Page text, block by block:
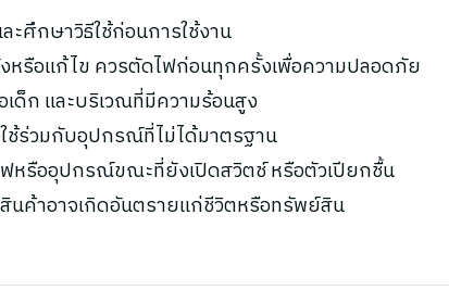
ะศึกษาวิธีใช้ก่อนการใช้งาน
รือแก้ไข ควรตัดไฟก่อนทุกครั้งเพื่อความปลอดภัย
ด็ก และบริเวณที่มีความร้อนสูง
ช้ร่วมกับอุปกรณ์ที่ไม่ได้มาตรฐาน
หรืออุปกรณ์ขณะที่ยังเปิดสวิตช์ หรือตัวเปียกชื้น
ค้าอาจเกิดอันตรายแก่ชีวิตหรือทรัพย์สิน